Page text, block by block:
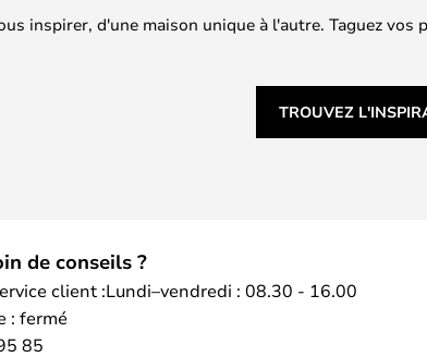
inspirer, d'une maison unique à l'autre. Taguez
TROUVEZ
de conseils ?
client :Lundi–vendredi : 08.30 - 16.00
: fermé
85